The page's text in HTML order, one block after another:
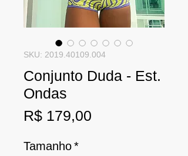
SKU: 2019.40109.004
Conjunto Duda - Est.
Ondas
R$ 179,00
Tamanho*